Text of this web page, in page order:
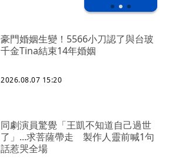
豪門婚姻生變！5566小刀認了與台玻
千金Tina結束14年婚姻
2026.08.07 15:20
同劇演員驚覺「王凱不知道自己過世
了」...求菩薩帶走 製作人靈前喊1句
話惹哭全場